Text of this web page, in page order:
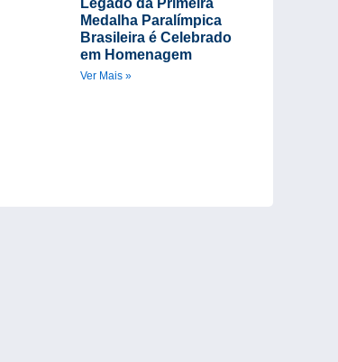
Legado da Primeira
Medalha Paralímpica
Brasileira é Celebrado
em Homenagem
Ver Mais »